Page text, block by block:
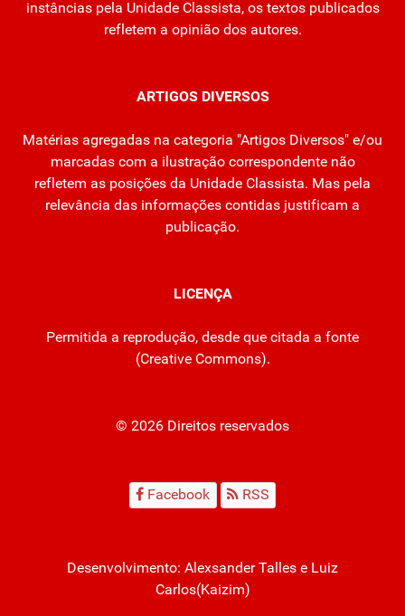
instâncias pela Unidade Classista, os textos publicados
refletem a opinião dos autores.
ARTIGOS DIVERSOS
Matérias agregadas na categoria "Artigos Diversos" e/ou
marcadas com a ilustração correspondente não
refletem as posições da Unidade Classista. Mas pela
relevância das informações contidas justificam a
publicação.
LICENÇA
Permitida a reprodução, desde que citada a fonte
(Creative Commons).
© 2026 Direitos reservados
Facebook RSS
Desenvolvimento: Alexsander Talles e Luiz
Carlos(Kaizim)